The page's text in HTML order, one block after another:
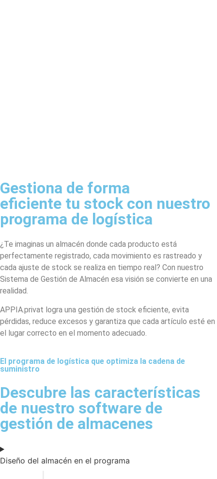
Gestiona de forma
eficiente tu stock con nuestro
programa de logística
¿Te imaginas un almacén donde cada producto está
perfectamente registrado, cada movimiento es rastreado y
cada ajuste de stock se realiza en tiempo real? Con nuestro
Sistema de Gestión de Almacén esa visión se convierte en una
realidad.
APPIA.privat logra una gestión de stock eficiente, evita
pérdidas, reduce excesos y garantiza que cada artículo esté en
el lugar correcto en el momento adecuado.
El programa de logística que optimiza la cadena de
suministro
Descubre las características
de nuestro software de
gestión de almacenes
Diseño del almacén en el programa